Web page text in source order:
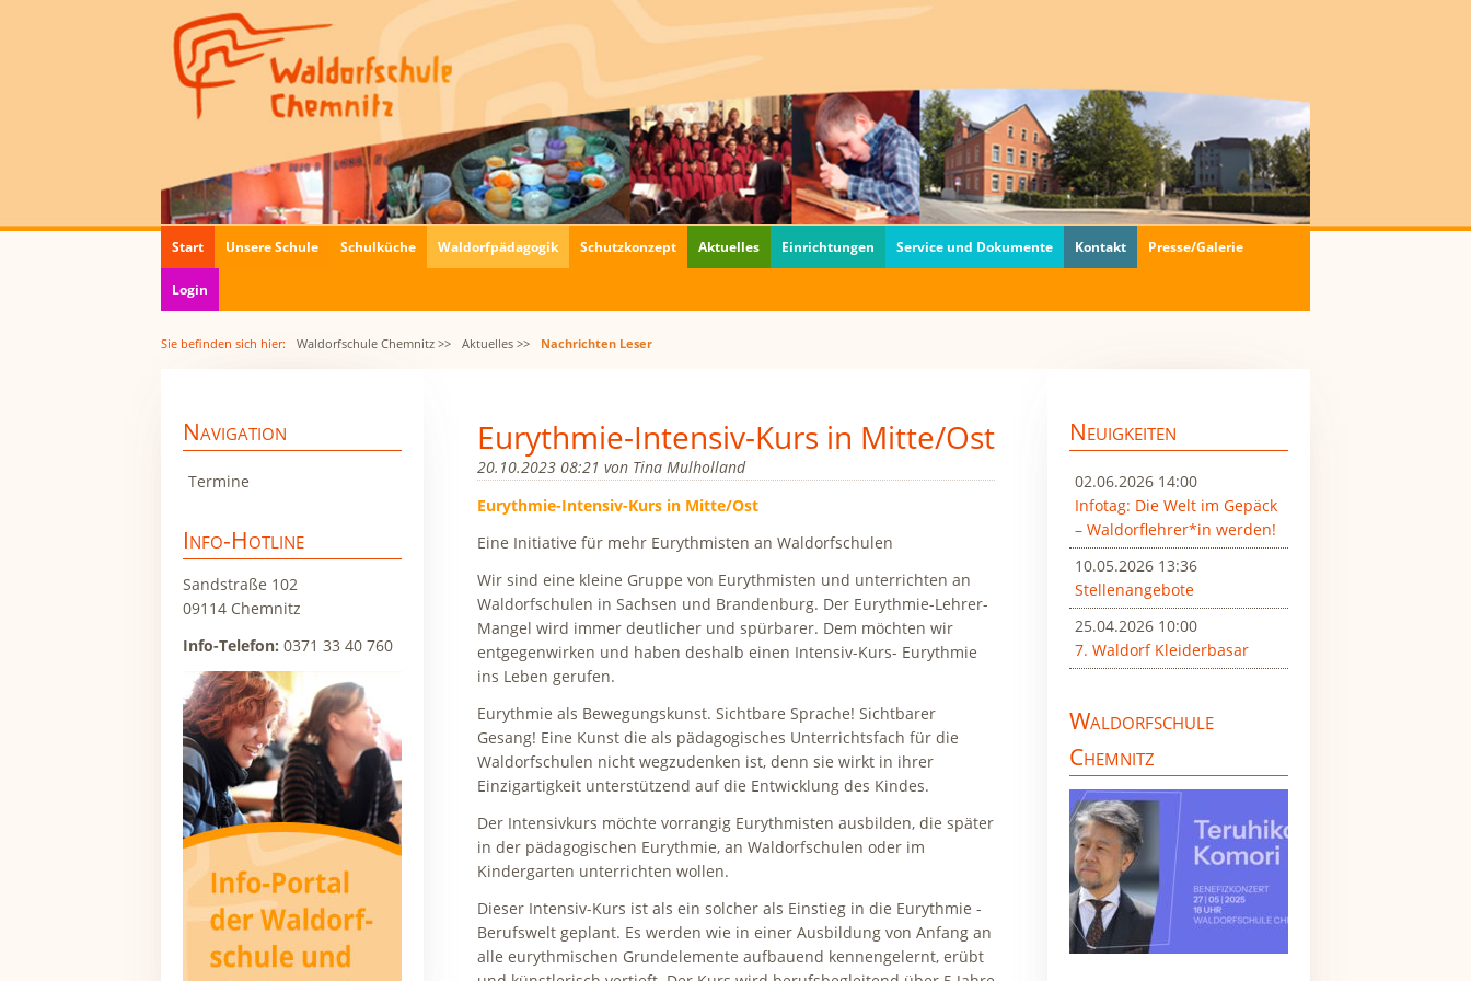
Navigation
Start Unsere Schule Schulküche Waldorfpädagogik Schutzkonzept Aktuelles Einrichtungen Service und Dokumente Kontakt Presse/Galerie
Login
Sie befinden sich hier: Waldorfschule Chemnitz >> Aktuelles >> Nachrichten Leser
Eurythmie-Intensiv-Kurs in Mitte/Ost
20.10.2023 08:21 von Tina Mulholland
Eurythmie-Intensiv-Kurs in Mitte/Ost
Eine Initiative für mehr Eurythmisten an Waldorfschulen
Wir sind eine kleine Gruppe von Eurythmisten und unterrichten an
Waldorfschulen in Sachsen und Brandenburg. Der Eurythmie-Lehrer-
Mangel wird immer deutlicher und spürbarer. Dem möchten wir
entgegenwirken und haben deshalb einen Intensiv-Kurs- Eurythmie
ins Leben gerufen.
Eurythmie als Bewegungskunst. Sichtbare Sprache! Sichtbarer
Gesang! Eine Kunst die als pädagogisches Unterrichtsfach für die
Waldorfschulen nicht wegzudenken ist, denn sie wirkt in ihrer
Einzigartigkeit unterstützend auf die Entwicklung des Kindes.
Der Intensivkurs möchte vorrangig Eurythmisten ausbilden, die später
in der pädagogischen Eurythmie, an Waldorfschulen oder im
Kindergarten unterrichten wollen.
Dieser Intensiv-Kurs ist als ein solcher als Einstieg in die Eurythmie -
Berufswelt geplant. Es werden wie in einer Ausbildung von Anfang an
alle eurythmischen Grundelemente aufbauend kennengelernt, erübt
Navigation
Navigation
Termine
Info-Hotline
Sandstraße 102
09114 Chemnitz
Info-Telefon: 0371 33 40 760
Neuigkeiten
02.06.2026 14:00
Infotag: Die Welt im Gepäck
– Waldorflehrer*in werden!
10.05.2026 13:36
Stellenangebote
25.04.2026 10:00
7. Waldorf Kleiderbasar
Waldorfschule
Chemnitz